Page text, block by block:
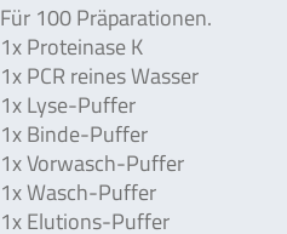
Für 100 Präparationen.
1x Proteinase K
1x PCR reines Wasser
1x Lyse-Puffer
1x Binde-Puffer
1x Vorwasch-Puffer
1x Wasch-Puffer
1x Elutions-Puffer